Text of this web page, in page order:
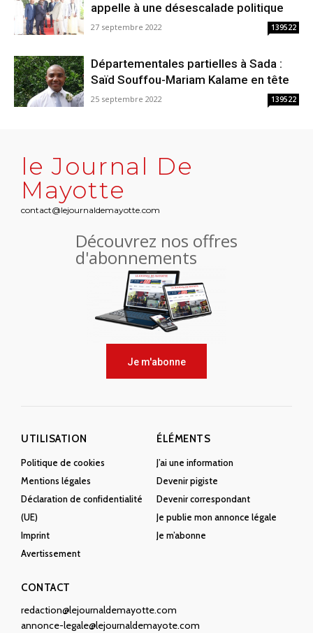
appelle à une désescalade politique
27 septembre 2022 139522
Départementales partielles à Sada :
Saïd Souffou-Mariam Kalame en tête
25 septembre 2022 139522
le Journal De
Mayotte
contact@lejournaldemayotte.com
Découvrez nos offres
d'abonnements
Je m'abonne
UTILISATION
Politique de cookies
Mentions légales
Déclaration de confidentialité
(UE)
Imprint
Avertissement
ÉLÉMENTS
J’ai une information
Devenir pigiste
Devenir correspondant
Je publie mon annonce légale
Je m’abonne
CONTACT
redaction@lejournaldemayotte.com
annonce-legale@lejournaldemayote.com